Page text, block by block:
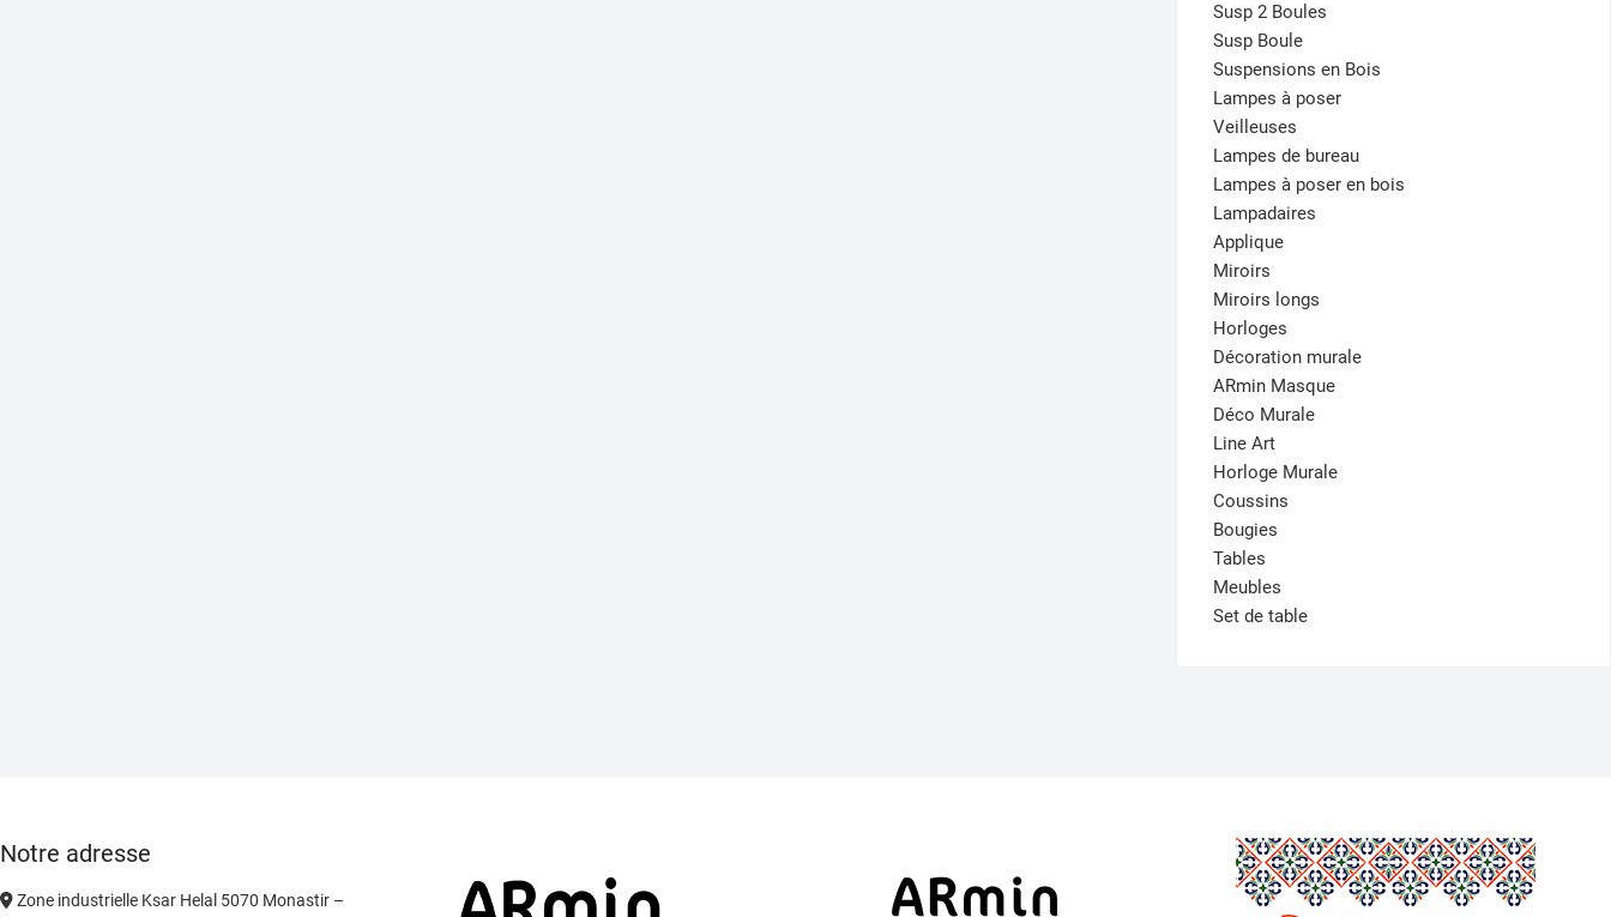
Susp 2 Boules
Susp Boule
Suspensions en Bois
Lampes à poser
Veilleuses
Lampes de bureau
Lampes à poser en bois
Lampadaires
Applique
Miroirs
Miroirs longs
Horloges
Décoration murale
ARmin Masque
Déco Murale
Line Art
Horloge Murale
Coussins
Bougies
Tables
Meubles
Set de table
Notre adresse
Zone industrielle Ksar Helal 5070 Monastir –